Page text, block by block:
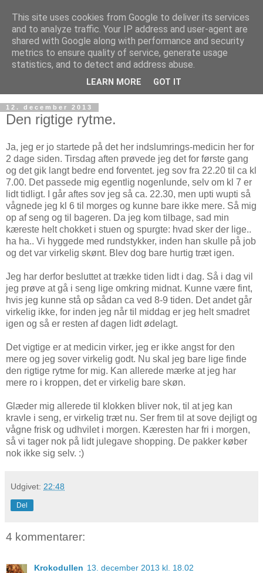
12. december 2013
Den rigtige rytme.
Ja, jeg er jo startede på det her indslumrings-medicin her for
2 dage siden. Tirsdag aften prøvede jeg det for første gang
og det gik langt bedre end forventet. jeg sov fra 22.20 til ca kl
7.00. Det passede mig egentlig nogenlunde, selv om kl 7 er
lidt tidligt. I går aftes sov jeg så ca. 22.30, men upti wupti så
vågnede jeg kl 6 til morges og kunne bare ikke mere. Så mig
op af seng og til bageren. Da jeg kom tilbage, sad min
kæreste helt chokket i stuen og spurgte: hvad sker der lige..
ha ha.. Vi hyggede med rundstykker, inden han skulle på job
og det var virkelig skønt. Blev dog bare hurtig træt igen.
Jeg har derfor besluttet at trække tiden lidt i dag. Så i dag vil
jeg prøve at gå i seng lige omkring midnat. Kunne være fint,
hvis jeg kunne stå op sådan ca ved 8-9 tiden. Det andet går
virkelig ikke, for inden jeg når til middag er jeg helt smadret
igen og så er resten af dagen lidt ødelagt.
Det vigtige er at medicin virker, jeg er ikke angst for den
mere og jeg sover virkelig godt. Nu skal jeg bare lige finde
den rigtige rytme for mig. Kan allerede mærke at jeg har
mere ro i kroppen, det er virkelig bare skøn.
Glæder mig allerede til klokken bliver nok, til at jeg kan
kravle i seng, er virkelig træt nu. Ser frem til at sove dejligt og
vågne frisk og udhvilet i morgen. Kæresten har fri i morgen,
så vi tager nok på lidt julegave shopping. De pakker køber
nok ikke sig selv. :)
Udgivet: 22:48
Del
4 kommentarer:
Krokodullen 13. december 2013 kl. 18.02
This site uses cookies from Google to deliver its services
and to analyze traffic. Your IP address and user-agent are
shared with Google along with performance and security
metrics to ensure quality of service, generate usage
statistics, and to detect and address abuse.
LEARN MORE GOT IT